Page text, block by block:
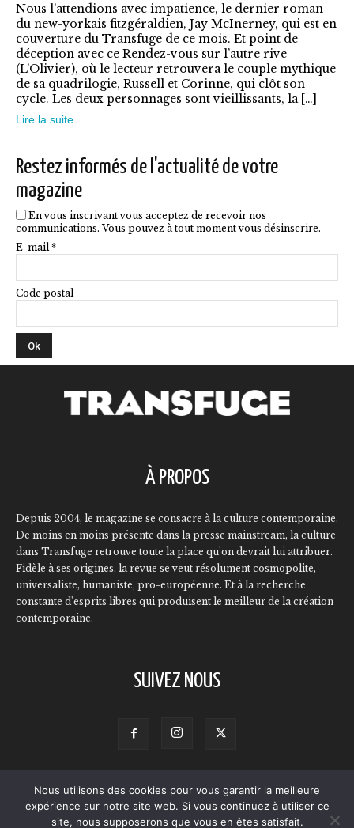
Les
options
peuvent
être
choisies
la
page
du
produit
Nous l’attendions avec impatience, le dernier roman
du new-yorkais fitzgéraldien, Jay McInerney, qui est en
couverture du Transfuge de ce mois. Et point de
déception avec ce Rendez-vous sur l’autre rive
(L’Olivier), où le lecteur retrouvera le couple mythique
de sa quadrilogie, Russell et Corinne, qui clôt son
cycle. Les deux personnages sont vieillissants, la […]
Lire la suite
Restez informés de l'actualité de votre
magazine
En vous inscrivant vous acceptez de recevoir nos
communications. Vous pouvez à tout moment vous désinscrire.
E-mail *
Code postal
À PROPOS
Depuis 2004, le magazine se consacre à la culture contemporaine.
De moins en moins présente dans la presse mainstream, la culture
dans Transfuge retrouve toute la place qu'on devrait lui attribuer.
Fidèle à ses origines, la revue se veut résolument cosmopolite,
universaliste, humaniste, pro-européenne. Et à la recherche
constante d'esprits libres qui produisent le meilleur de la création
contemporaine.
SUIVEZ NOUS
Contact Qui sommes-nous ? L’équipe
Annonceurs
Mentions légales
Politique de confidentialité
Nous utilisons des cookies pour vous garantir la meilleure
expérience sur notre site web. Si vous continuez à utiliser ce
site, nous supposerons que vous en êtes satisfait.